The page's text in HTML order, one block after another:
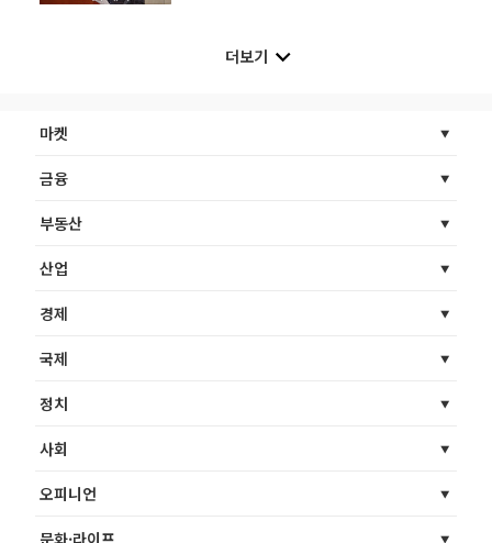
더보기
마켓
금융
부동산
산업
경제
국제
정치
사회
오피니언
문화·라이프